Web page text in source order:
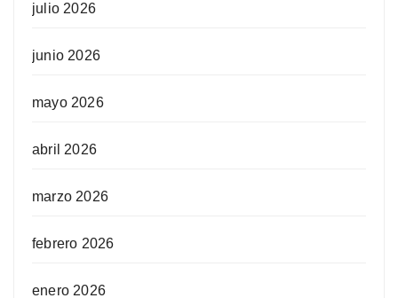
julio 2026
junio 2026
mayo 2026
abril 2026
marzo 2026
febrero 2026
enero 2026